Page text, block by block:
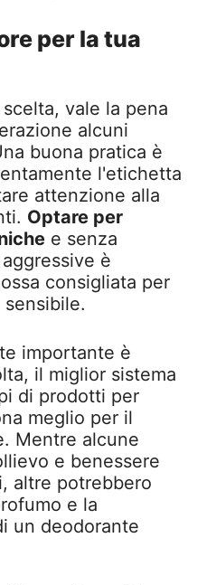
per la tua
vale la pena
alcuni
buona pratica è
l'etichetta
attenzione alla
Optare per
e senza
è
consigliata per
importante è
il miglior sistema
di prodotti per
meglio per il
Mentre alcune
e benessere
altre potrebbero
e la
un deodorante